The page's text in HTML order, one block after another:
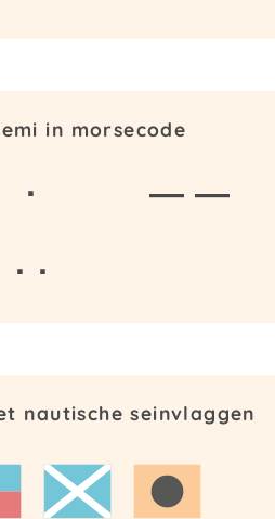
in morsecode
·
— —
· ·
nautische seinvlaggen